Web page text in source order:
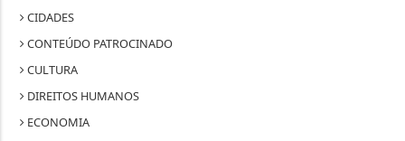
CIDADES
CONTEÚDO PATROCINADO
CULTURA
DIREITOS HUMANOS
ECONOMIA